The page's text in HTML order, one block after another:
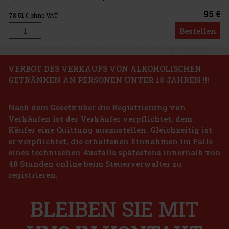
Hollister California Wave For Him EdT 100ml
AUF LAGER(3 st)
Hollister California Wave For Him ist ein frisches Eau de Toilette
für Herren, inspiriert von der Energie des Ozeans und der
entspannten Atmosphäre der kalifornischen Küste. Der Duft wirkt
leicht, dynamisch und natürlich – ideal für Männer, die jeden
der Acqua di Giò-Linie an, präsentiert diese jedoch in einer
intensiveren, tief
78.51 € ohne VAT 95 €
Bestellen
Aktion
AUF LAGER (> 5 st)
VERBOT DES VERKAUFS VON ALKOHOLISCHEN
GETRÄNKEN AN PERSONEN UNTER 18 JAHREN !!!
Nach dem Gesetz über die Registrierung von
Verkäufen ist der Verkäufer verpflichtet, dem
Käufer eine Quittung auszustellen. Gleichzeitig ist
er verpflichtet, die erhaltenen Einnahmen im Falle
eines technischen Ausfalls spätestens innerhalb von
48 Stunden online beim Steuerverwalter zu
registrieren.
BLEIBEN SIE MIT